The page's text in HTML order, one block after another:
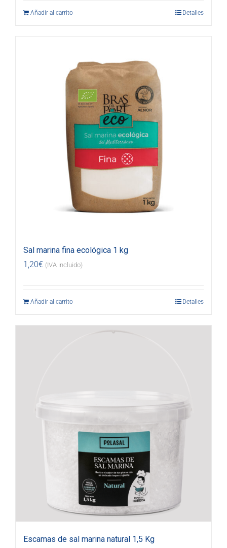
Añadir al carrito Detalles
Sal marina fina ecológica 1 kg
1,20€ (IVA incluido)
Añadir al carrito Detalles
Escamas de sal marina natural 1,5 Kg